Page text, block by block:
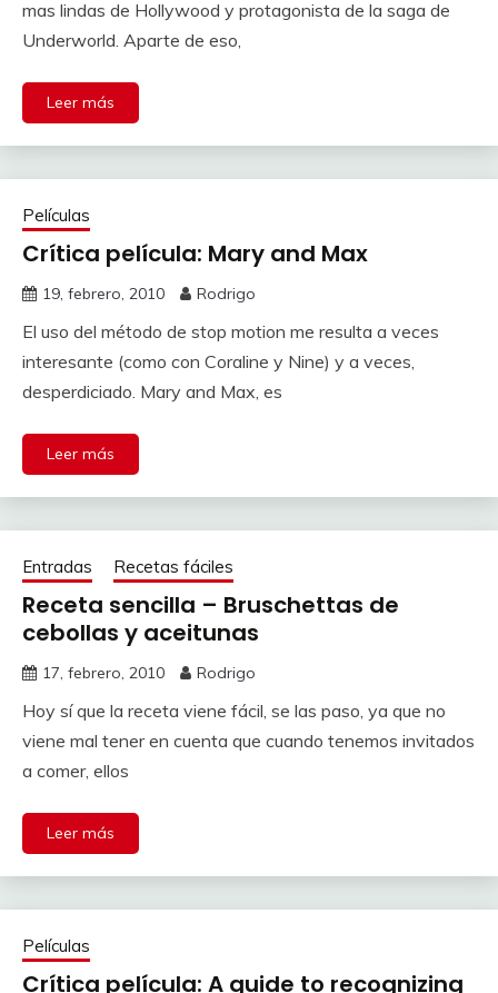
mas lindas de Hollywood y protagonista de la saga de
Underworld. Aparte de eso,
Leer más
Películas
Crítica película: Mary and Max
19, febrero, 2010 Rodrigo
El uso del método de stop motion me resulta a veces
interesante (como con Coraline y Nine) y a veces,
desperdiciado. Mary and Max, es
Leer más
Entradas Recetas fáciles
Receta sencilla – Bruschettas de
cebollas y aceitunas
17, febrero, 2010 Rodrigo
Hoy sí que la receta viene fácil, se las paso, ya que no
viene mal tener en cuenta que cuando tenemos invitados
a comer, ellos
Leer más
Películas
Crítica película: A guide to recognizing